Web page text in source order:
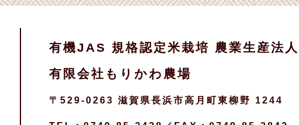
有機JAS 規格認定米栽培 農業生産法人
有限会社もりかわ農場
〒529-0263 滋賀県長浜市高月町東柳野 1244